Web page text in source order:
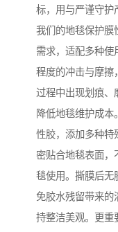
标，用与严谨守护
我们的地毯保护膜
需求，适配多种使
程度的冲击与摩擦
过程中出现划痕、
降低地毯维护成
性胶，添加多种特
密贴合地毯表面，
毯使用。撕膜后无
免胶水残留带来的
持整洁美观。更重